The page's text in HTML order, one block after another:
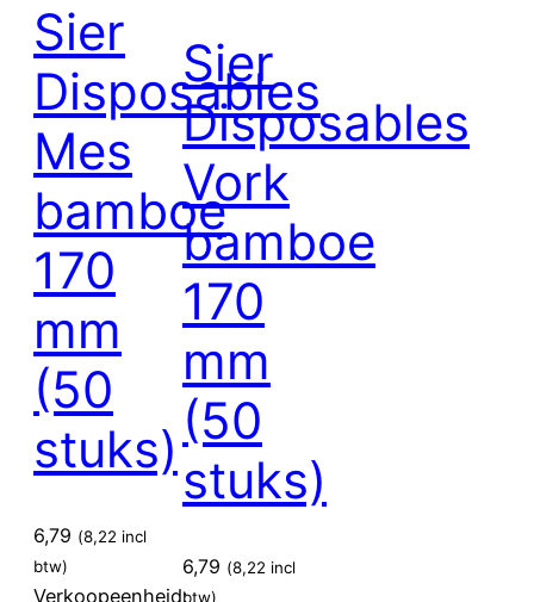
Sier
Disposables
Mes
bamboe
170
mm
(50
stuks)
6,79 (8,22 incl
btw)
Verkoopeenheid:
Sier
Disposables
Vork
bamboe
170
mm
(50
stuks)
6,79 (8,22 incl
btw)